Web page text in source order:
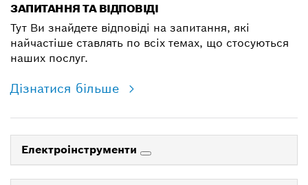
ЗАПИТАННЯ ТА ВІДПОВІДІ
Тут Ви знайдете відповіді на запитання, які
найчастіше ставлять по всіх темах, що стосуються
наших послуг.
Дізнатися більше
Електроінструменти